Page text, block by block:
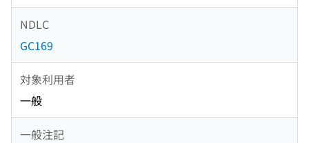
NDLC
GC169
対象利用者
一般
一般注記